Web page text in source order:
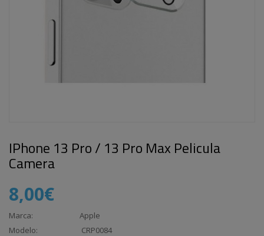
IPhone 13 Pro / 13 Pro Max Pelicula
Camera
8,00€
Marca:
Apple
Modelo:
CRP0084